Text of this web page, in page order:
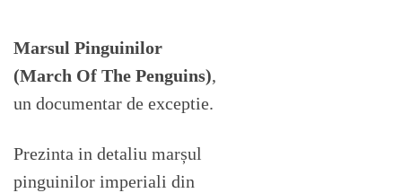
Marsul Pinguinilor
(March Of The Penguins),
un documentar de exceptie.
Prezinta in detaliu marșul
pinguinilor imperiali din